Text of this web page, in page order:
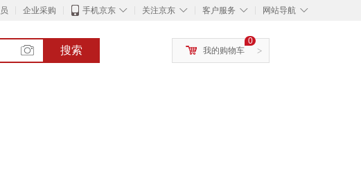
企业采购 ◇
手机京东 ◇
关注京东 ◇
客户服务 ◇
网站导航
搜索 >
0
我的购物车